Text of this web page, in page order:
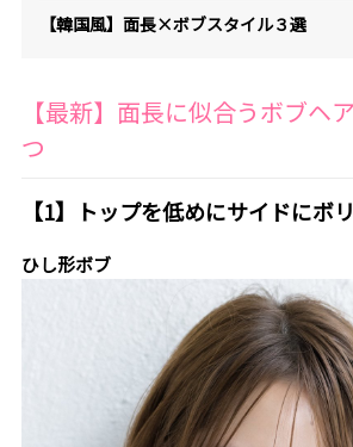
【韓国風】面長×ボブスタイル３選
【最新】面長に似合うボブヘ
つ
【1】トップを低めにサイドにボ
ひし形ボブ